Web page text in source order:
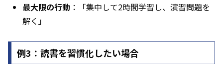
最大限の行動 ：「集中して2時間学習し、演習問題を
解く」
例3：読書を習慣化したい場合